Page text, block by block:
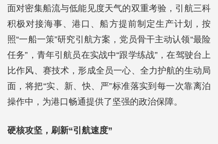
面对密集船流与低能见度天气的双重考验，引航三科
积极对接海事、港口、船方提前制定生产计划，按
照“一船一策”研究引航方案，党员骨干主动认领“最险
任务”，青年引航员在实战中“跟学练战”，在驾驶台上
比作风、赛技术，形成全员一心、全力护航的生动局
面，将把“实、新、快、严”标准落实到每一次靠离泊
操作中，为港口畅通提供了坚强的政治保障。
硬核攻坚，刷新“引航速度”